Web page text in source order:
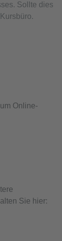
Sollte dies
Online-
Sie hier: